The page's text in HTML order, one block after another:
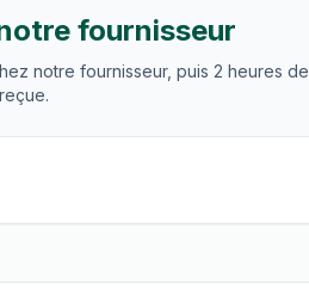
fournisseur
notre fournisseur, puis 2 heures de